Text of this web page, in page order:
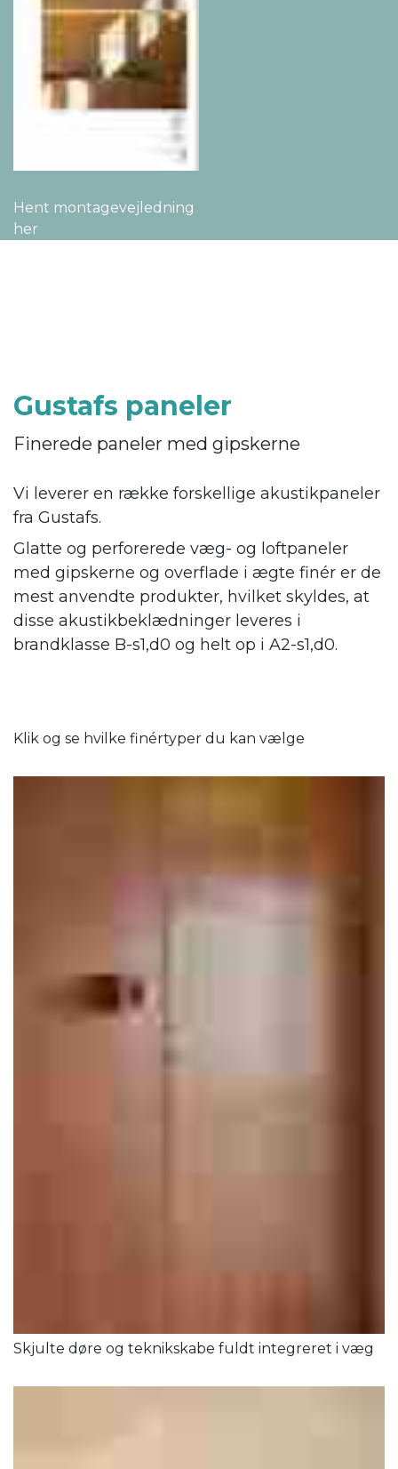
Hent montage­vejledning
her
Gustafs paneler
Finerede paneler med gipskerne
Vi leverer en række forskellige akustikpaneler
fra Gustafs.
Glatte og perforerede væg- og loftpaneler
med gipskerne og overflade i ægte finér er de
mest anvendte produkter, hvilket skyldes, at
disse akustikbeklædninger leveres i
brandklasse B-s1,d0 og helt op i A2-s1,d0.
Klik og se hvilke finértyper du kan vælge
Skjulte døre og teknikskabe fuldt integreret i væg